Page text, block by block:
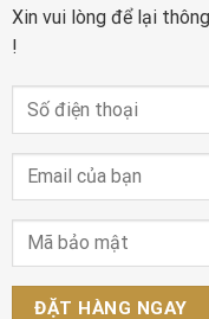
Xin vui lòng để lại
!